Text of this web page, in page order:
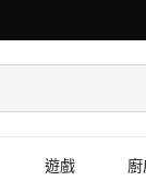
遊戲